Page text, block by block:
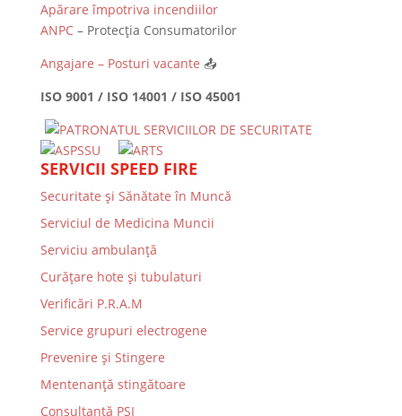
Apărare împotriva incendiilor
ANPC– Protecția Consumatorilor
Angajare – Posturi vacante 📤
ISO 9001 / ISO 14001 / ISO 45001
SERVICII SPEED FIRE
Securitate și Sănătate în Muncă
Serviciul de Medicina Muncii
Serviciu ambulanță
Curățare hote și tubulaturi
Verificări P.R.A.M
Service grupuri electrogene
Prevenire şi Stingere
Mentenanţă stingătoare
Consultanţă PSI